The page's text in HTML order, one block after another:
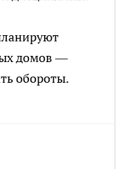
домов —
обороты.